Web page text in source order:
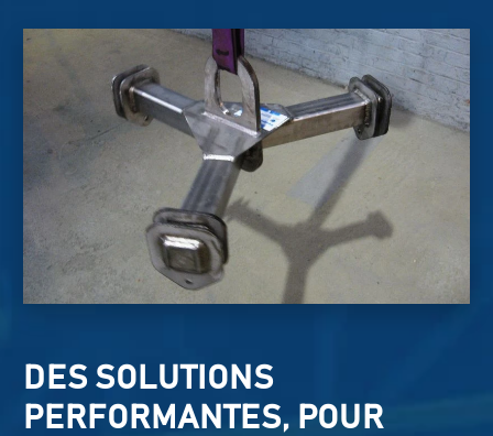
DES SOLUTIONS
PERFORMANTES, POUR